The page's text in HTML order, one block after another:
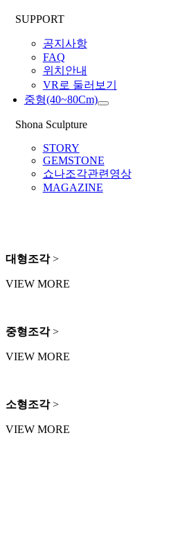
SUPPORT
공지사항
FAQ
위치안내
VR로 둘러보기
중형(40~80Cm)
Shona Sculpture
STORY
GEMSTONE
쇼나조각관련영상
MAGAZINE
대형조각>
VIEW MORE
중형조각>
VIEW MORE
소형조각>
VIEW MORE